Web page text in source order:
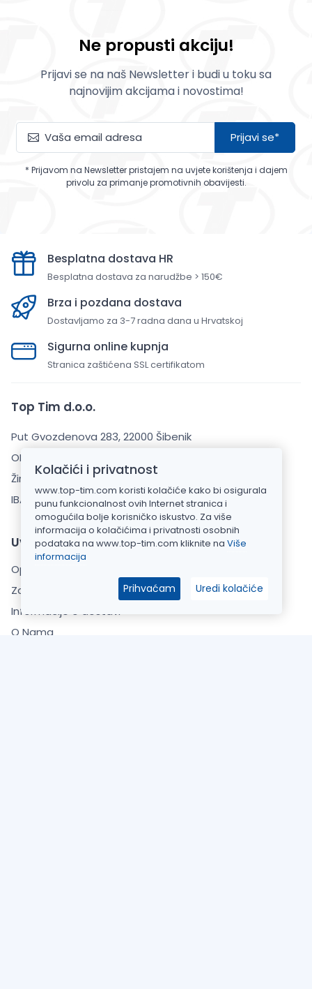
Ne propusti akciju!
Prijavi se na naš Newsletter i budi u toku sa
najnovijim akcijama i novostima!
Prijavi se*
* Prijavom na Newsletter pristajem na uvjete korištenja i dajem
privolu za primanje promotivnih obavijesti.
Besplatna dostava HR
Besplatna dostava za narudžbe > 150€
Brza i pozdana dostava
Dostavljamo za 3-7 radna dana u Hrvatskoj
Sigurna online kupnja
Stranica zaštićena SSL certifikatom
Top Tim d.o.o.
Put Gvozdenova 283, 22000 Šibenik
OIB: 20925110769
Žiro račun: HPB banka d.d.
IBAN: HR7023900011101520911
Uvjeti kupnje
Opći uvjeti poslovanja
Zaštita Privatnosti
Informacije o dostavi
O Nama
Kolačići i privatnost
www.top-tim.com koristi kolačiće kako bi osigurala
punu funkcionalnost ovih Internet stranica i
omogućila bolje korisničko iskustvo. Za više
informacija o kolačićima i privatnosti osobnih
podataka na www.top-tim.com kliknite na Više
informacija
Prihvaćam Uredi kolačiće